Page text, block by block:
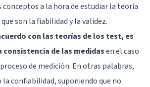
conceptos a la hora de estudiar la teoría
son la fiabilidad y la validez.
con las teorías de los test, es
de las medidasen el caso
de medición. En otras palabras,
confiabilidad, suponiendo que no